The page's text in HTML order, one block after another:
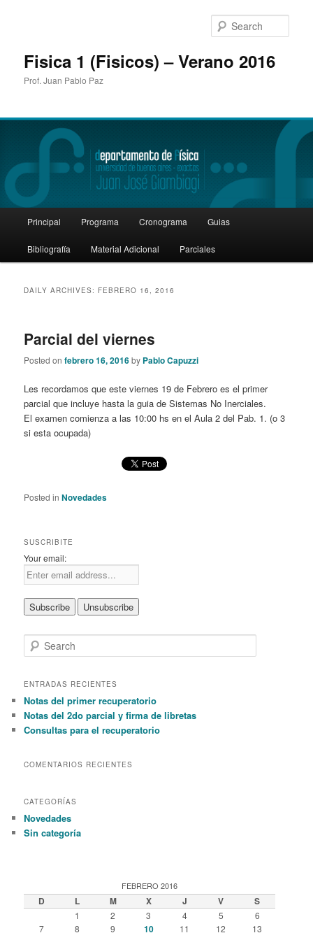
Fisica 1 (Fisicos) – Verano 2016
Prof. Juan Pablo Paz
Skip
to
Skip
to
Principal Programa Cronograma Guias
Bibliografía Material Adicional Parciales
DAILY ARCHIVES: FEBRERO 16, 2016
Parcial del viernes
Posted onfebrero 16, 2016by Pablo Capuzzi
Les recordamos que este viernes 19 de Febrero es el primer
parcial que incluye hasta la guia de Sistemas No Inerciales.
El examen comienza a las 10:00 hs en el Aula 2 del Pab. 1. (o 3
si esta ocupada)
Posted in Novedades
SUSCRIBITE
Your email:
e
r
h
ENTRADAS RECIENTES
Notas del primer recuperatorio
Notas del 2do parcial y firma de libretas
Consultas para el recuperatorio
COMENTARIOS RECIENTES
CATEGORÍAS
Novedades
Sin categoría
FEBRERO 2016
D L M X J V S
1 2 3 4 5
6
7
8 9 10 11 12
13